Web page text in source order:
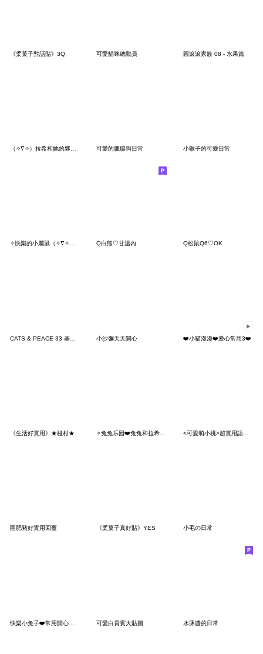
《柔菓子對話貼》3Q 可愛貓咪總動員 圓滾滾家族 08 - 水果篇
可愛的臘腸狗日常 小猴子的可愛日常
✧快樂的小屬鼠（✧∇✧）哈囉 Q白熊♡甘溫內 Q松鼠Q6♡OK
小沙彌天天開心 ❤️小猫漫漫❤️爱心常用3❤️
《生活好實用》★椪柑★ <可愛萌小桃>超實用語貼♡♡♡～
匪肥豬好實用回覆 《柔菓子真好貼》YES 小毛の日常
可愛白貴賓大貼圖 水豚醬的日常